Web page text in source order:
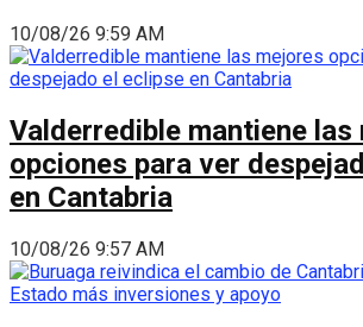
10/08/26 9:59 AM
Valderredible mantiene las
opciones para ver
en Cantabria
10/08/26 9:57 AM